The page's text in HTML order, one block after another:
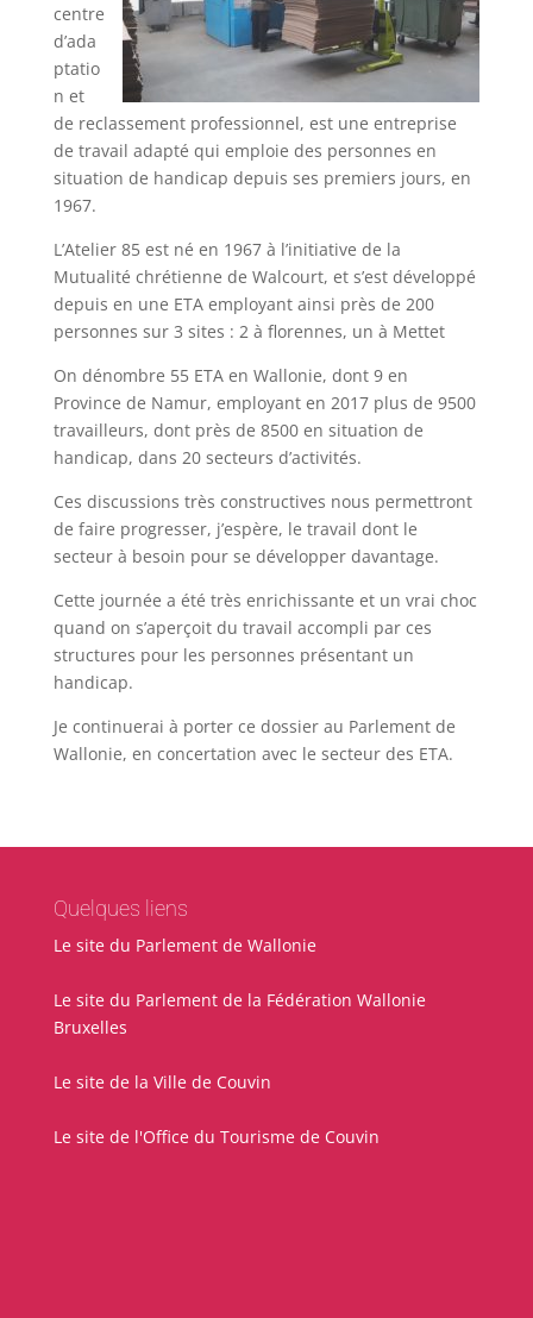
centre
d’ada
ptatio
n et
de reclassement professionnel, est une entreprise
de travail adapté qui emploie des personnes en
situation de handicap depuis ses premiers jours, en
1967.
L’Atelier 85 est né en 1967 à l’initiative de la
Mutualité chrétienne de Walcourt, et s’est développé
depuis en une ETA employant ainsi près de 200
personnes sur 3 sites : 2 à florennes, un à Mettet
On dénombre 55 ETA en Wallonie, dont 9 en
Province de Namur, employant en 2017 plus de 9500
travailleurs, dont près de 8500 en situation de
handicap, dans 20 secteurs d’activités.
Ces discussions très constructives nous permettront
de faire progresser, j’espère, le travail dont le
secteur à besoin pour se développer davantage.
Cette journée a été très enrichissante et un vrai choc
quand on s’aperçoit du travail accompli par ces
structures pour les personnes présentant un
handicap.
Je continuerai à porter ce dossier au Parlement de
Wallonie, en concertation avec le secteur des ETA.
Quelques liens
Le site du Parlement de Wallonie
Le site du Parlement de la Fédération Wallonie
Bruxelles
Le site de la Ville de Couvin
Le site de l'Office du Tourisme de Couvin